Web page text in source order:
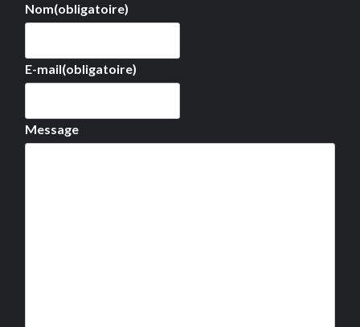
Nom(obligatoire)
E-mail(obligatoire)
Message